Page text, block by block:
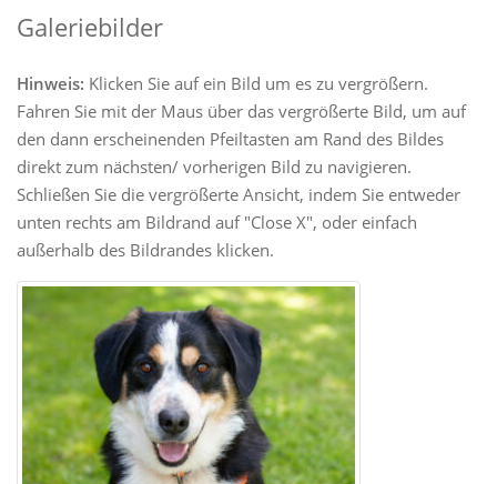
Galeriebilder
Hinweis: Klicken Sie auf ein Bild um es zu vergrößern.
Fahren Sie mit der Maus über das vergrößerte Bild, um auf
den dann erscheinenden Pfeiltasten am Rand des Bildes
direkt zum nächsten/ vorherigen Bild zu navigieren.
Schließen Sie die vergrößerte Ansicht, indem Sie entweder
unten rechts am Bildrand auf "Close X", oder einfach
außerhalb des Bildrandes klicken.